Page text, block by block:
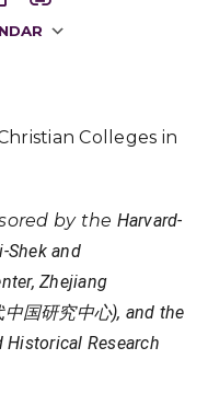
Download ICS
Colleges in
by the Harvard-
Shek and
Zhejiang
国研究中心), and the
Research